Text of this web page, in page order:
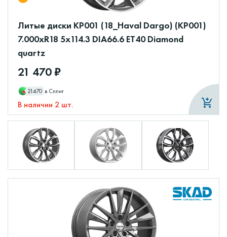
Литые диски КР001 (18_Haval Dargo) (КР001)
7.000xR18 5x114.3 DIA66.6 ET40 Diamond
quartz
21 470 ₽
21470 в Сплит
В наличии 2 шт.